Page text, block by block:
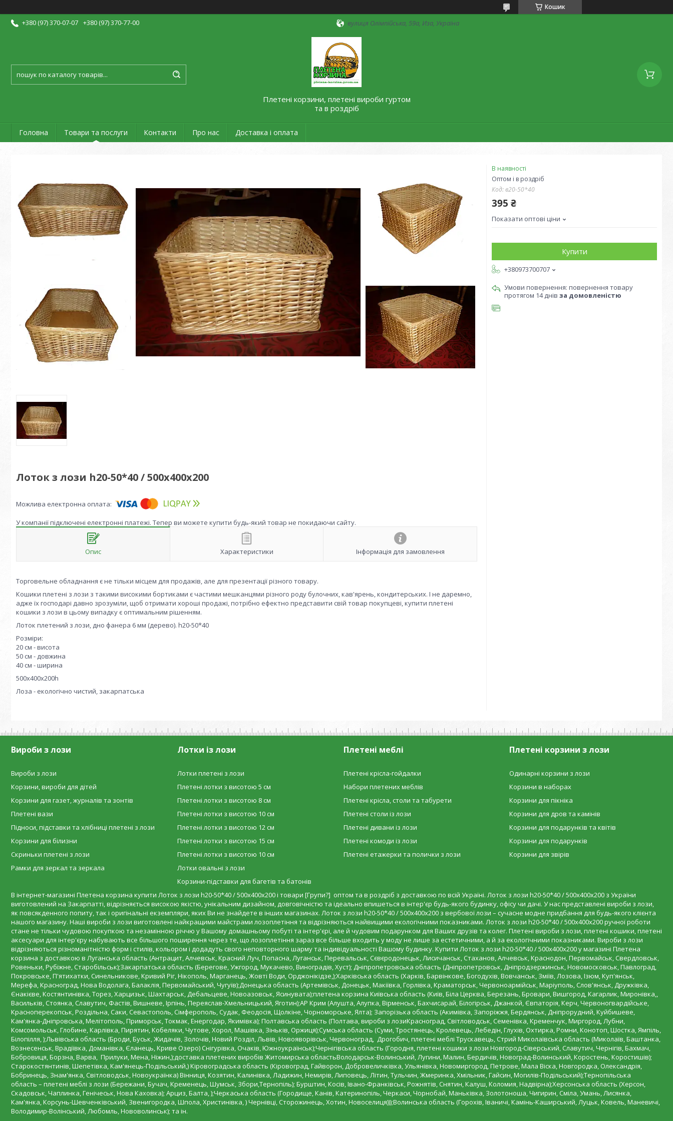
Кошик
+380 (97) 370-07-07 +380 (97) 370-77-00 вулиця Олімпійська, 59а, Иза, Україна
Плетені корзини, плетені вироби гуртом
та в роздріб
Головна Товари та послуги Контакти Про нас Доставка і оплата
Лоток з лози h20-50*40 / 500х400х200
У компанії підключені електронні платежі. Тепер ви можете купити будь-який товар не покидаючи сайту.
Опис Характеристики Інформація для замовлення
Торговельне обладнання є не тільки місцем для продажів, але для презентації різного товару.
Кошики плетені з лози з такими високими бортиками є частими мешканцями різного роду булочних, кав'ярень, кондитерських. І не даремно,
адже їх господарі давно зрозуміли, щоб отримати хороші продажі, потрібно ефектно представити свій товар покупцеві, купити плетені
кошики з лози в цьому випадку є оптимальним рішенням.
Лоток плетений з лози, дно фанера 6 мм (дерево). h20-50*40
Розміри:
20 см - висота
50 см - довжина
40 см - ширина
500х400х200h
Лоза - екологічно чистий, закарпатська
В наявності
Оптом і в роздріб
Код:в20-50*40
395 ₴
Показати оптові ціни
Купити
+380973700707
повернення товару
протягом 14 днів за домовленістю
Вироби з лози
Вироби з лози
Корзини, вироби для дітей
Корзини для газет, журналів та зонтів
Плетені вази
Підноси, підставки та хлібниці плетені з лози
Корзини для білизни
Скриньки плетені з лози
Рамки для зеркал та зеркала
Лотки із лози
Лотки плетені з лози
Плетені лотки з висотою 5 см
Плетені лотки з висотою 8 см
Плетені лотки з висотою 10 см
Плетені лотки з висотою 12 см
Плетені лотки з висотою 15 см
Плетені лотки з висотою 10 см
Лотки овальні з лози
Корзини-підставки для багетів та батонів
Плетені меблі
Плетені крісла-гойдалки
Набори плетених меблів
Плетені крісла, столи та табурети
Плетені столи із лози
Плетені дивани із лози
Плетені комоди із лози
Плетені етажерки та полички з лози
Плетені корзини з лози
Одинарні корзини з лози
Корзини в наборах
Корзини для пікніка
Корзини для дров та камінів
Корзини для подарунків та квітів
Корзини для подарунків
Корзини для звірів
В інтернет-магазині Плетена корзина купити Лоток з лози h20-50*40 / 500х400х200 і товари [Групи?] оптом та в роздріб з доставкою по всій Україні. Лоток з лози h20-50*40 / 500х400х200 з України
виготовлений на Закарпатті, відрізняється високою якістю, унікальним дизайном, довговічністю та ідеально впишеться в інтер'єр будь-якого будинку, офісу чи дачі. У нас представлені вироби з лози,
як повсякденного попиту, так і оригінальні екземпляри, яких Ви не знайдете в інших магазинах. Лоток з лози h20-50*40 / 500х400х200 з вербової лози – сучасне модне придбання для будь-якого клієнта
нашого магазину. Наші вироби з лози виготовлені найкращими майстрами лозоплетіння та відрізняються найвищими екологічними показниками. Лоток з лози h20-50*40 / 500х400х200 ручної роботи
стане не тільки чудовою покупкою та незамінною річчю у Вашому домашньому побуті та інтер'єрі, але й чудовим подарунком для Ваших друзів та колег. Плетені вироби з лози, плетені кошики, плетені
аксесуари для інтер'єру набувають все більшого поширення через те, що лозоплетіння зараз все більше входить у моду не лише за естетичними, а й за екологічними показниками. Вироби з лози
відрізняються різноманітністю форм і стилів, кольором і додадуть свого неповторного шарму та індивідуальності Вашому будинку. Купити Лоток з лози h20-50*40 / 500х400х200 у магазині Плетена
корзина з доставкою в Луганська область (Антрацит, Алчевськ, Красний Луч, Попасна, Луганськ, Перевальськ, Сєвєродонецьк, Лисичанськ, Стаханов, Алчевськ, Краснодон, Первомайськ, Свердловськ,
Ровеньки, Рубіжне, Старобільськ);Закарпатська область (Берегове, Ужгород, Мукачево, Виноградів, Хуст); Дніпропетровська область (Дніпропетровськ, Дніпродзержинськ, Новомосковськ, Павлоград,
Покровське, П'ятихатки, Синельникове, Кривий Ріг, Нікополь, Марганець, Жовті Води, Орджонікідзе,);Харківська область (Харків, Барвінкове, Богодухів, Вовчанськ, Зміїв, Лозова, Ізюм, Куп'янськ,
Мерефа, Красноград, Нова Водолага, Балаклія, Первомайський, Чугуїв);Донецька область (Артемівськ, Донецьк, Макіївка, Горлівка, Краматорськ, Червоноармійськ, Маріуполь, Слов'янськ, Дружківка,
Єнакієве, Костянтинівка, Торез, Харцизьк, Шахтарськ, Дебальцеве, Новоазовськ, Ясинувата);плетена корзина Київська область (Київ, Біла Церква, Березань, Бровари, Вишгород, Кагарлик, Миронівка,,
Васильків, Стоянка, Славутич, Фастів, Вишневе, Ірпінь, Переяслав-Хмельницький, Яготин);АР Крим (Алушта, Алупка, Вірменськ, Бахчисарай, Білогірськ, Джанкой, Євпаторія, Керч, Червоногвардійське,
Красноперекопськ, Роздільна, Саки, Севастополь, Сімферополь, Судак, Феодосія, Щолкіне, Чорноморське, Ялта); Запорізька область (Акимівка, Запоріжжя, Бердянськ, Дніпрорудний, Куйбишеве,
Кам'янка-Дніпровська, Мелітополь, Приморськ, Токмак, Енергодар, Якимівка); Полтавська область (Полтава, вироби з лозиКрасноград, Світловодськ, Семенівка, Кременчук, Миргород, Лубни,
Комсомольськ, Глобине, Карлівка, Пирятин, Кобеляки, Чутове, Хорол, Машівка, Зіньків, Оржиця);Сумська область (Суми, Тростянець, Кролевець, Лебедін, Глухів, Охтирка, Ромни, Конотоп, Шостка, Ямпіль,
Білопілля, );Львівська область (Броди, Буськ, Жидачів, Золочів, Новий Розділ, Львів, Новояворівськ, Червоноград, Дрогобич, плетені меблі Трускавець, Стрий Миколаївська область (Миколаїв, Баштанка,
Вознесенськ, Врадіївка, Доманівка, Єланець, Криве Озеро) Снігурівка, Очаків, Южноукраїнськ);Чернігівська область (Городня, плетені кошики з лози Новгород-Сіверський, Славутич, Чернігів, Бахмач,
Бобровиця, Борзна, Варва, Прилуки, Мена, Ніжин,);доставка плетених виробів Житомирська областьВолодарськ-Волинський, Лугини, Малин, Бердичів, Новоград-Волинський, Коростень, Коростишів);
Старокостянтинів, Шепетівка, Кам'янець-Подільський,) Кіровоградська область (Кіровоград, Гайворон, Добровеличківка, Ульянівка, Новомиргород, Петрове, Мала Віска, Новгородка, Олександрія,
Бобринець, Знам'янка, Світловодськ, Новоукраїнка) Вінниця, Козятин, Калинівка, Ладижин, Немирів, Липовець, Літин, Тульчин, Жмеринка, Хмільник, Гайсин, Могилів-Подільський);Тернопільська
область – плетені меблі з лози (Бережани, Бучач, Кременець, Шумськ, Збори,Тернопіль); Бурштин, Косів, Івано-Франківськ, Рожнятів, Снятин, Калуш, Коломия, Надвірна);Херсонська область (Херсон,
Скадовськ, Чаплинка, Генічеськ, Нова Каховка); Арциз, Балта, );Черкаська область (Городище, Канів, Катеринопіль, Черкаси, Чорнобай, Маньківка, Золотоноша, Чигирин, Сміла, Умань, Лисянка,
Кам'янка, Корсунь-Шевченківський, Звенигородка, Шпола, Христинівка, ) Чернівці, Сторожинець, Хотин, Новоселиця)));Волинська область (Горохів, Іваничі, Камінь-Каширський, Луцьк, Ковель, Маневичі,
Володимир-Волінський, Любомль, Нововолинськ); та ін.